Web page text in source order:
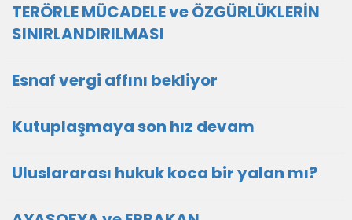
TERÖRLE MÜCADELE ve ÖZGÜRLÜKLERİN
SINIRLANDIRILMASI
Esnaf vergi affını bekliyor
Kutuplaşmaya son hız devam
Uluslararası hukuk koca bir yalan mı?